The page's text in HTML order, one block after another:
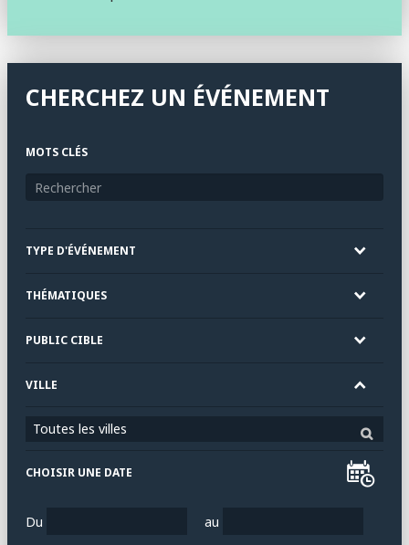
CHERCHEZ UN ÉVÉNEMENT
MOTS CLÉS
TYPE D'ÉVÉNEMENT
THÉMATIQUES
PUBLIC CIBLE
VILLE
Toutes les villes
CHOISIR UNE DATE
Du au